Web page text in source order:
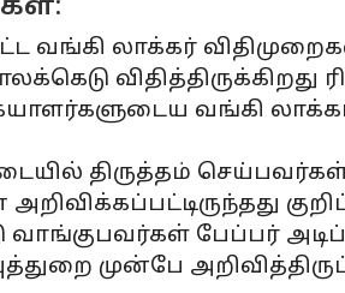
வங்கி லாக்கர்
விதித்திருக்கிறது
வங்கி
திருத்தம் செய்பவர்கள்
வாங்குபவர்கள் பேப்பர்
முன்பே